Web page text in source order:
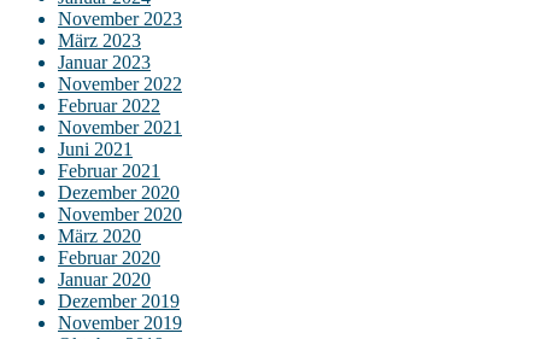
November 2023
März 2023
Januar 2023
November 2022
Februar 2022
November 2021
Juni 2021
Februar 2021
Dezember 2020
November 2020
März 2020
Februar 2020
Januar 2020
Dezember 2019
November 2019